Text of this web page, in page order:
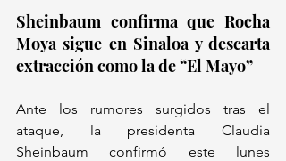
Sheinbaum confirma que Rocha
Moya sigue en Sinaloa y descarta
extracción como la de “El Mayo”
Ante los rumores surgidos tras el
ataque, la presidenta Claudia
Sheinbaum confirmó este lunes